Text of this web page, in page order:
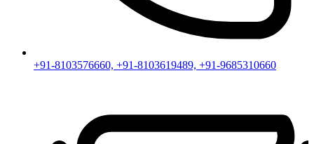
+91-8103576660, +91-8103619489, +91-9685310660